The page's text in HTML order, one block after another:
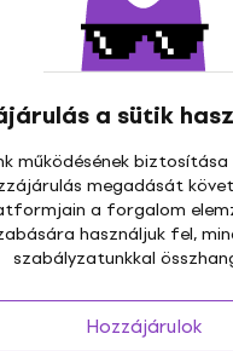
a sütik
működésének
megadását
a forgalom
használjuk fel,
szabályzatunkkal
Hozzájárulok